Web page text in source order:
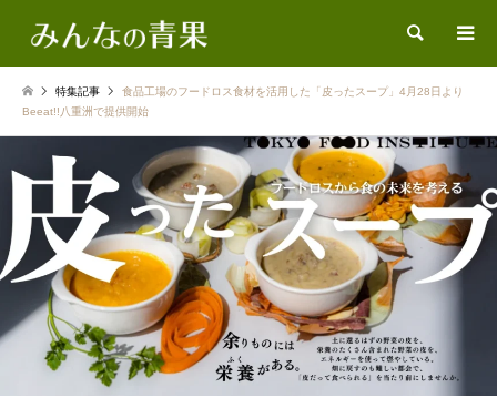
検索
特集記事
食品工場のフードロス食材を活用した「皮ったスープ」4月28日より
Beeat!!八重洲で提供開始